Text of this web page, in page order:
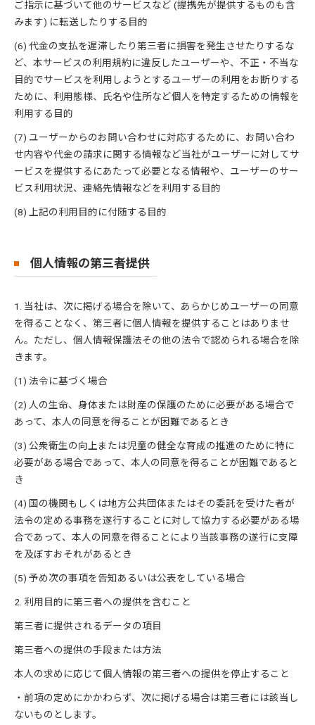
ご指示に基づいて他のサービスなど (提携先が提供するものも含
みます) に転送したりする目的
(6) 代金の支払を遅滞したり第三者に損害を発生させたりするな
ど、本サービスの利用規約に違反したユーザーや、不正・不当な
目的でサービスを利用しようとするユーザーの利用をお断りする
ために、利用態様、氏名や住所など個人を特定するための情報を
利用する目的
(7) ユーザーからのお問い合わせに対応するために、お問い合わ
せ内容や代金の請求に関する情報など当社がユーザーに対してサ
ービスを提供するにあたって必要となる情報や、ユーザーのサー
ビス利用状況、連絡先情報などを利用する目的
(8) 上記の利用目的に付随する目的
個人情報の第三者提供
1. 当社は、次に掲げる場合を除いて、あらかじめユーザーの同意
を得ることなく、第三者に個人情報を提供することはありませ
ん。ただし、個人情報保護法その他の法令で認められる場合を除
きます。
(1) 法令に基づく場合
(2) 人の生命、身体または財産の保護のために必要がある場合で
あって、本人の同意を得ることが困難であるとき
(3) 公衆衛生の向上または児童の健全な育成の推進のために特に
必要がある場合であって、本人の同意を得ることが困難であると
き
(4) 国の機関もしくは地方公共団体またはその委託を受けた者が
法令の定める事務を遂行することに対して協力する必要がある場
合であって、本人の同意を得ることにより当該事務の遂行に支障
を及ぼすおそれがあるとき
(5) 予め次の事項を告知あるいは公表をしている場合
2. 利用目的に第三者への提供を含むこと
第三者に提供されるデータの項目
第三者への提供の手段または方法
本人の求めに応じて個人情報の第三者への提供を停止すること
・前項の定めにかかわらず、次に掲げる場合は第三者には該当し
ないものとします。